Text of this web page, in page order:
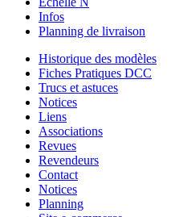
Infos
Planning de livraison
Historique des modèles
Fiches Pratiques DCC
Trucs et astuces
Notices
Liens
Associations
Revues
Revendeurs
Contact
Notices
Planning